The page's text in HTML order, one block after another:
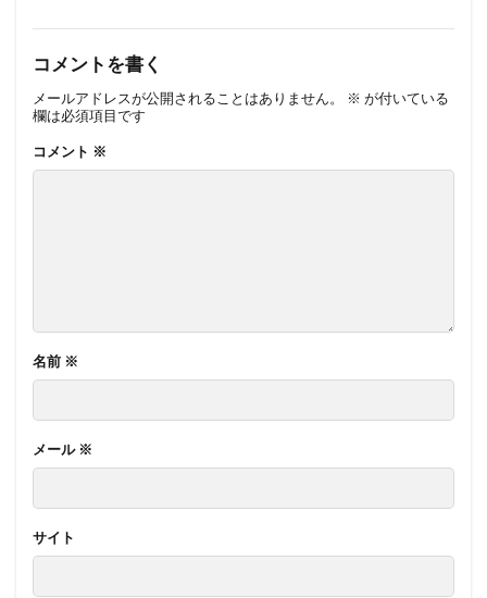
コメントを書く
メールアドレスが公開されることはありません。 ※ が付いている
欄は必須項目です
コメント ※
名前 ※
メール ※
サイト